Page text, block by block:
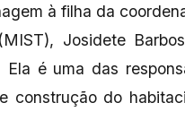
à filha da
Josidete
é uma das
construção do